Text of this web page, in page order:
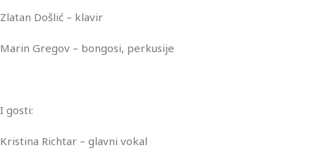
Zlatan Došlić – klavir
Marin Gregov – bongosi, perkusije
I gosti:
Kristina Richtar – glavni vokal